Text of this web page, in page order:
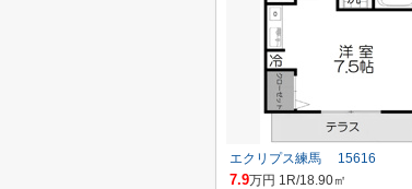
エクリプス練馬 15616
7.9万円 1R/18.90㎡